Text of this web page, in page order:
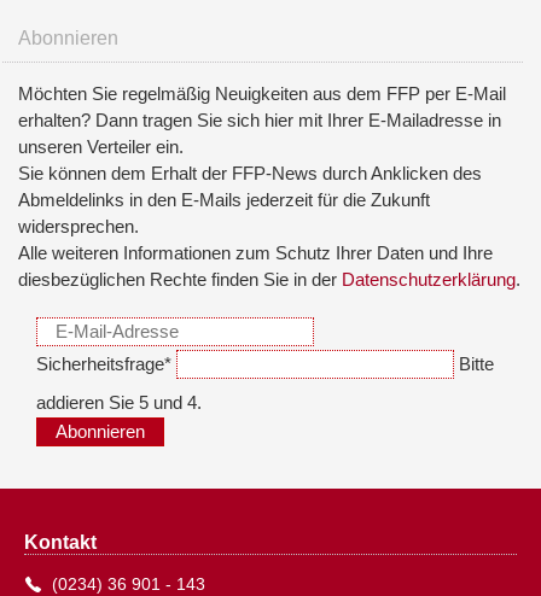
Abonnieren
Möchten Sie regelmäßig Neuigkeiten aus dem FFP per E-Mail
erhalten? Dann tragen Sie sich hier mit Ihrer E-Mailadresse in
unseren Verteiler ein.
Sie können dem Erhalt der FFP-News durch Anklicken des
Abmeldelinks in den E-Mails jederzeit für die Zukunft
widersprechen.
Alle weiteren Informationen zum Schutz Ihrer Daten und Ihre
diesbezüglichen Rechte finden Sie in der Datenschutzerklärung.
Sicherheitsfrage*
Bitte
addieren Sie 5 und 4.
Abonnieren
Kontakt
(0234) 36 901 - 143